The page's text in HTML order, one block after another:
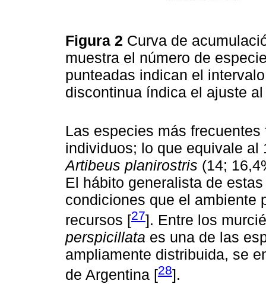
Figura 2 Curva de
muestra el número de
punteadas indican el
discontinua índica el ajuste
Las especies más
individuos; lo que equivale al
Artibeus planirostris (14;
El hábito generalista de
condiciones que el ambiente
recursos [27]. Entre los
perspicillata es una de las
ampliamente distribuida, se
de Argentina [28].